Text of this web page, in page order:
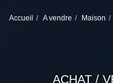
Accueil A vendre Maison
ACHAT /